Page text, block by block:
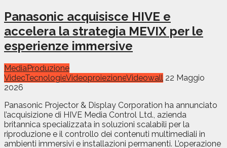
Panasonic acquisisce HIVE e
accelera la strategia MEVIX per le
esperienze immersive
MediaProduzione
VideoTecnologieVideoproiezioneVideowall 22 Maggio
2026
Panasonic Projector & Display Corporation ha annunciato
l’acquisizione di HIVE Media Control Ltd., azienda
britannica specializzata in soluzioni scalabili per la
riproduzione e il controllo dei contenuti multimediali in
ambienti immersivi e installazioni permanenti. L’operazione